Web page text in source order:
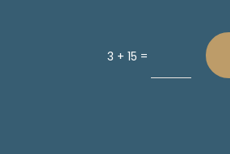
3 + 15 =